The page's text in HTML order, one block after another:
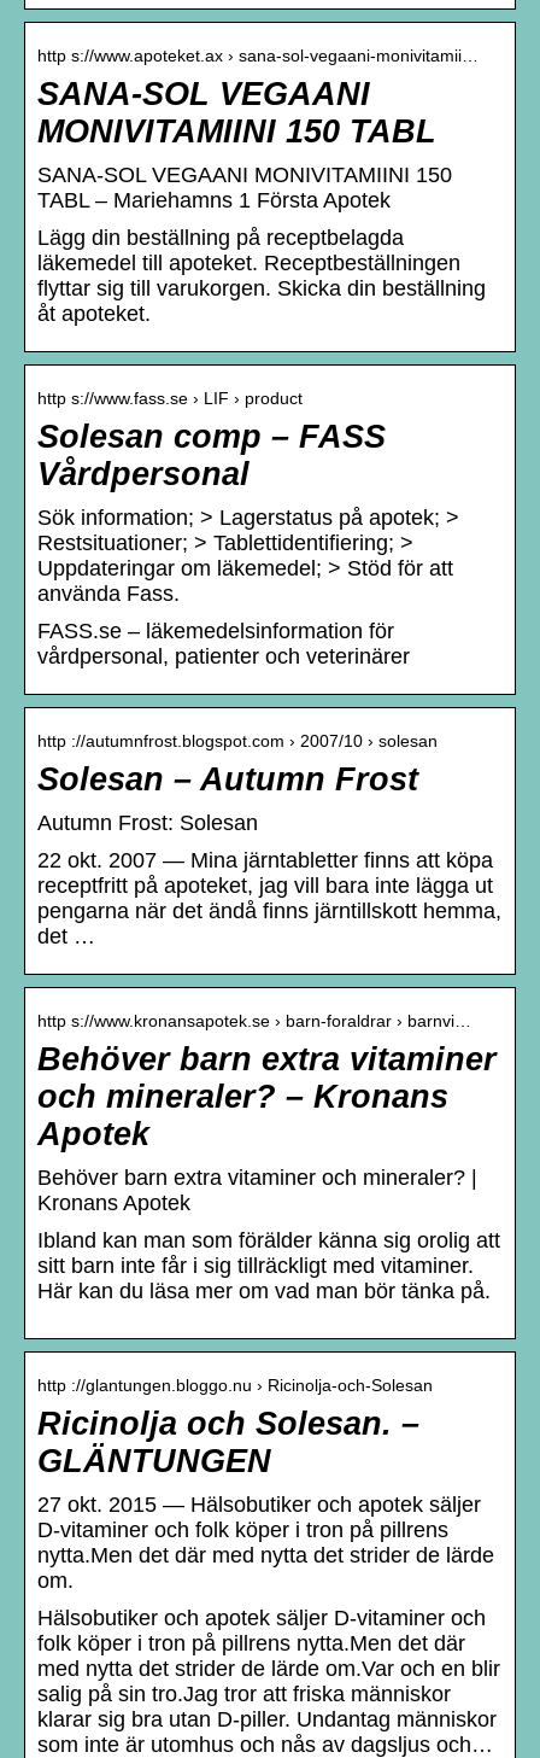
http s://www.apoteket.ax › sana-sol-vegaani-monivitamii…
SANA-SOL VEGAANI
MONIVITAMIINI 150 TABL
SANA-SOL VEGAANI MONIVITAMIINI 150
TABL – Mariehamns 1 Första Apotek
Lägg din beställning på receptbelagda
läkemedel till apoteket. Receptbeställningen
flyttar sig till varukorgen. Skicka din beställning
åt apoteket.
http s://www.fass.se › LIF › product
Solesan comp – FASS
Vårdpersonal
Sök information; > Lagerstatus på apotek; >
Restsituationer; > Tablettidentifiering; >
Uppdateringar om läkemedel; > Stöd för att
använda Fass.
FASS.se – läkemedelsinformation för
vårdpersonal, patienter och veterinärer
http ://autumnfrost.blogspot.com › 2007/10 › solesan
Solesan – Autumn Frost
Autumn Frost: Solesan
22 okt. 2007 — Mina järntabletter finns att köpa
receptfritt på apoteket, jag vill bara inte lägga ut
pengarna när det ändå finns järntillskott hemma,
det …
http s://www.kronansapotek.se › barn-foraldrar › barnvi…
Behöver barn extra vitaminer
och mineraler? – Kronans
Apotek
Behöver barn extra vitaminer och mineraler? |
Kronans Apotek
Ibland kan man som förälder känna sig orolig att
sitt barn inte får i sig tillräckligt med vitaminer.
Här kan du läsa mer om vad man bör tänka på.
http ://glantungen.bloggo.nu › Ricinolja-och-Solesan
Ricinolja och Solesan. –
GLÄNTUNGEN
27 okt. 2015 — Hälsobutiker och apotek säljer
D-vitaminer och folk köper i tron på pillrens
nytta.Men det där med nytta det strider de lärde
om.
Hälsobutiker och apotek säljer D-vitaminer och
folk köper i tron på pillrens nytta.Men det där
med nytta det strider de lärde om.Var och en blir
salig på sin tro.Jag tror att friska människor
klarar sig bra utan D-piller. Undantag människor
som inte är utomhus och nås av dagsljus och…